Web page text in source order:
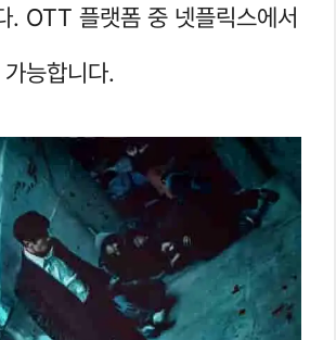
. OTT 플랫폼 중 넷플릭스에서
능합니다.